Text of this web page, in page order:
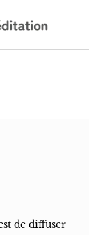
de diffuser